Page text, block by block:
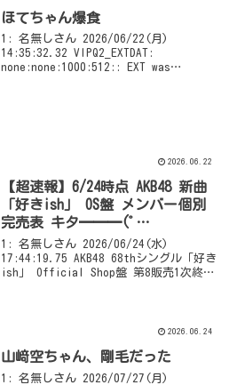
ほてちゃん爆食
1: 名無しさん 2026/06/22(月)
14:35:32.32 VIPQ2_EXTDAT:
none:none:1000:512:: EXT was
2026.06.22
【超速報】6/24時点 AKB48 新曲
「好きish」 OS盤 メンバー個別
完売表 キタ━━━(ﾟ
∀ﾟ)━━━━!! 【次作 69th 選
抜 指標】
1: 名無しさん 2026/06/24(水)
17:44:19.75 AKB48 68thシングル「好き
ish」 Official Shop盤 第8販売1次終了
2026.06.24
山﨑空ちゃん、剛毛だった
1: 名無しさん 2026/07/27(月)